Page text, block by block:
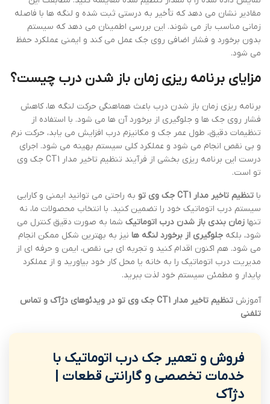
مقادیر نشان می دهد که تأخیر به درستی ثبت شده و لنگه ها با فاصله
زمانی مناسب باز می شوند. این بررسی اطمینان می دهد که سیستم
بدون برخورد و فشار اضافی روی جک عمل می کند و ایمنی عملکرد حفظ
می شود.
مزایای برنامه ریزی زمان باز شدن درب چیست؟
برنامه ریزی زمان باز شدن درب باعث هماهنگی حرکت لنگه ها، کاهش
فشار روی جک ها و جلوگیری از برخورد آن ها می شود. با استفاده از
تنظیمات دقیق، طول عمر جک و مکانیزم درب افزایش می یابد، حرکت نرم
و بی نقص انجام می شود و عملکرد کلی سیستم بهینه می شود. اجرای
درست این برنامه ریزی بخشی از فرآیند تنظیم تاخیر مدار CT1 جک وی
تو است.
با تنظیم تاخیر مدار CT1 جک وی تو
به راحتی می توانید ایمنی و کارایی
سیستم درب اتوماتیک خود را تضمین کنید. با انتخاب محصولات ما، نه
تنها زمان بندی باز شدن درب اتوماتیک شما به صورت دقیق کنترل می
شود، بلکه جلوگیری از برخورد لنگه ها نیز به بهترین شکل ممکن انجام
می شود. هم اکنون اقدام کنید و تجربه ای بی نقص، ایمن و حرفه ای از
مدیریت درب اتوماتیک را به خانه یا محل کار خود بیاورید و از عملکرد
پایدار و مطمئن سیستم خود لذت ببرید.
آموزش
تنظیم تاخیر مدار CT1 جک وی تو در ویدئوهای دژآک و تماس
تلفنی
فروش و تعمیر جک درب اتوماتیک با
خدمات تخصصی و گارانتی قطعات |
دژآک